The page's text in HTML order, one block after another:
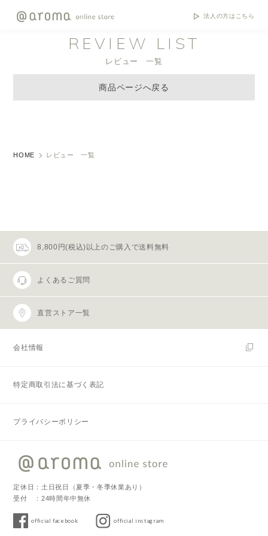
法人の方はこちら
REVIEW LIST
レビュー 一覧
商品ページへ戻る
HOME レビュー 一覧
8,800円(税込)以上のご購入で送料無料
よくあるご質問
直営ストア一覧
会社情報
特定商取引法に基づく表記
プライバシーポリシー
定休日：土日祝日（夏季・冬季休業あり）
受付 ：24時間年中無休
official facebook official instagram